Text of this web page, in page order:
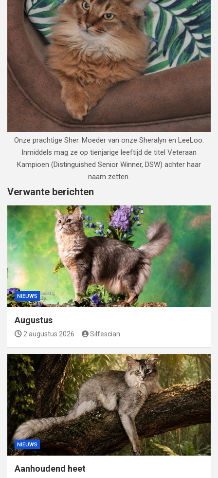
Onze prachtige Sher. Moeder van onze Sheralyn en LeeLoo.
Inmiddels mag ze op tienjarige leeftijd de titel Veteraan
Kampioen (Distinguished Senior Winner, DSW) achter haar
naam zetten.
Verwante berichten
NIEUWS
Augustus
2 augustus 2026 Silfescian
NIEUWS
Aanhoudend heet